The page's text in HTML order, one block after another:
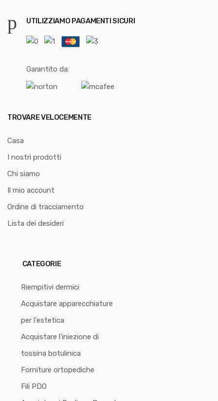
UTILIZZIAMO PAGAMENTI SICURI
Garantito da:
TROVARE VELOCEMENTE
Casa
I nostri prodotti
Chi siamo
Il mio account
Ordine di tracciamento
Lista dei desideri
CATEGORIE
Riempitivi dermici
Acquistare apparecchiature
per l'estetica
Acquistare l'iniezione di
tossina botulinica
Forniture ortopediche
Fili PDO